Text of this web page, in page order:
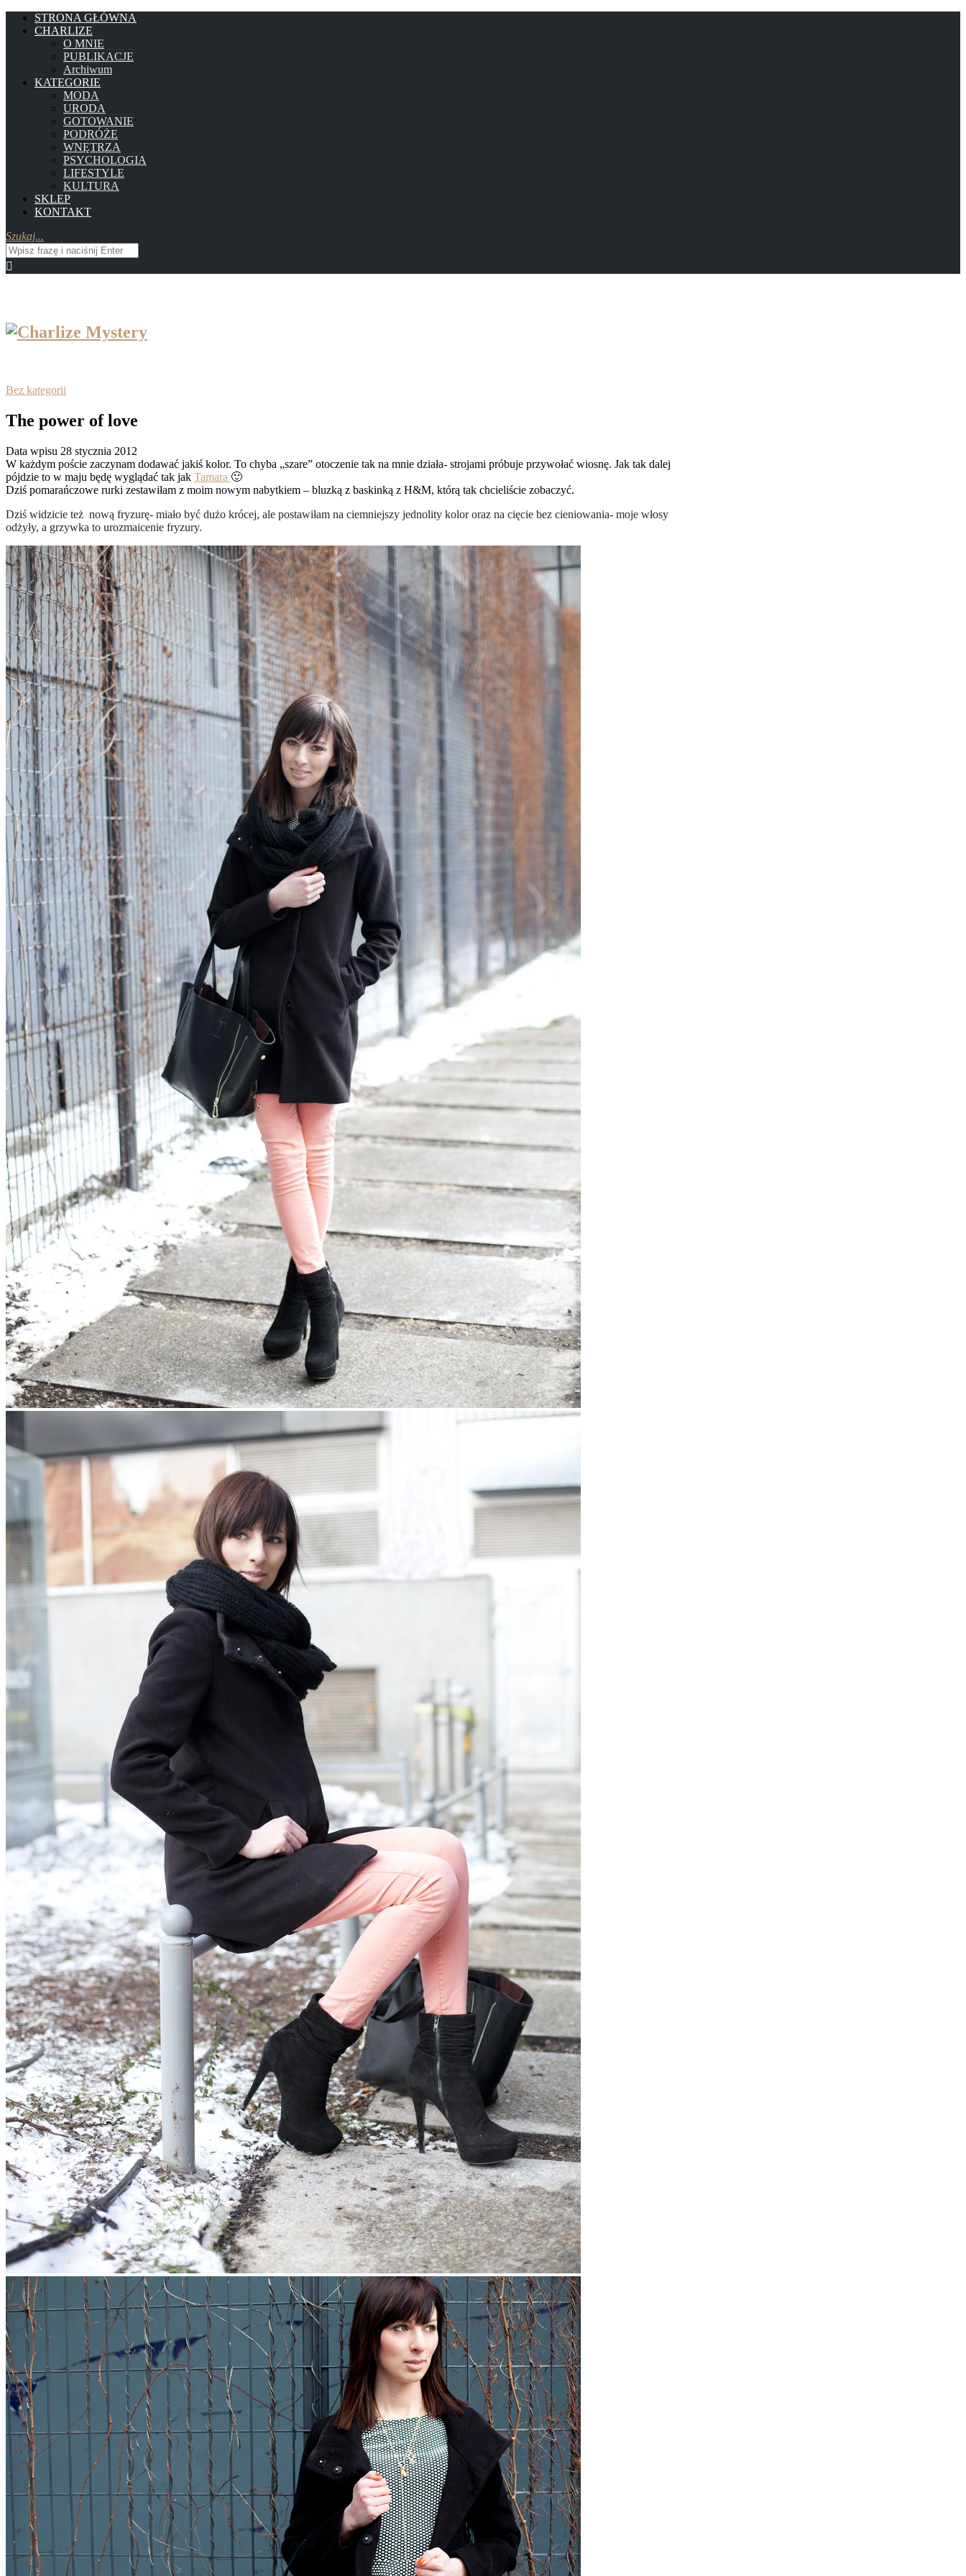
STRONA GŁÓWNA
CHARLIZE
O MNIE
PUBLIKACJE
Archiwum
KATEGORIE
MODA
URODA
GOTOWANIE
PODRÓŻE
WNĘTRZA
PSYCHOLOGIA
LIFESTYLE
KULTURA
SKLEP
KONTAKT
Szukaj...
Bez kategorii
The power of love
Data wpisu 28 stycznia 2012
W każdym poście zaczynam dodawać jakiś kolor. To chyba „szare” otoczenie tak na mnie działa- strojami próbuje przywołać wiosnę. Jak tak dalej
pójdzie to w maju będę wyglądać tak jak Tamara 🙂
Dziś pomarańczowe rurki zestawiłam z moim nowym nabytkiem – bluzką z baskinką z H&M, którą tak chcieliście zobaczyć.
Dziś widzicie też nową fryzurę- miało być dużo krócej, ale postawiłam na ciemniejszy jednolity kolor oraz na cięcie bez cieniowania- moje włosy
odżyły, a grzywka to urozmaicenie fryzury.